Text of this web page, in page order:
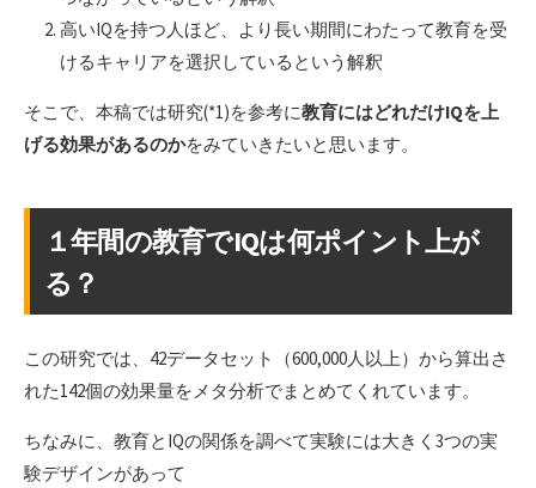
高いIQを持つ人ほど、より長い期間にわたって教育を受
けるキャリアを選択しているという解釈
そこで、本稿では研究(*1)を参考に教育にはどれだけIQを上
げる効果があるのかをみていきたいと思います。
１年間の教育でIQは何ポイント上が
る？
この研究では、42データセット（600,000人以上）から算出さ
れた142個の効果量をメタ分析でまとめてくれています。
ちなみに、教育とIQの関係を調べて実験には大きく3つの実
験デザインがあって